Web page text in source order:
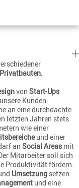
Privatbauten
von Start-Ups
Kunden
an eine durchdachte
letzten Jahren stets
wie einer
und einer
an Social Areas mit
Mitarbeiter soll sich
Produktivität fördern.
Umsetzung setzen
und eine